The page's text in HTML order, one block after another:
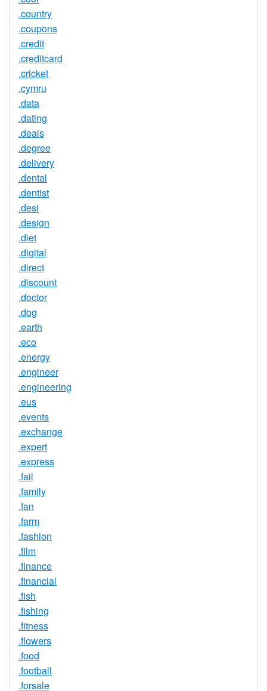
.country
.coupons
.credit
.creditcard
.cricket
.cymru
.data
.dating
.deals
.degree
.delivery
.dental
.dentist
.desi
.design
.diet
.digital
.direct
.discount
.doctor
.dog
.earth
.eco
.energy
.engineer
.engineering
.eus
.events
.exchange
.expert
.express
.fail
.family
.fan
.farm
.fashion
.film
.finance
.financial
.fish
.fishing
.fitness
.flowers
.food
.football
.forsale